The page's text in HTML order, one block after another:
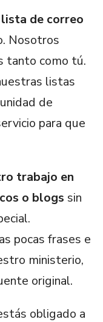
de correo
Nosotros
tanto como tú.
listas
de
para que
trabajo en
o blogs sin
pocas frases e
ministerio,
original.
obligado a